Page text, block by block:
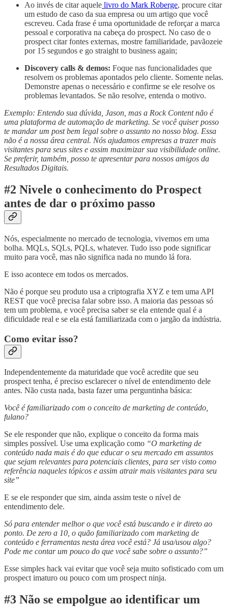
Ao invés de citar aquele livro do Mark Roberge, procure citar
um estudo de caso da sua empresa ou um artigo que você
escreveu. Cada frase é uma oportunidade de reforçar a marca
pessoal e corporativa na cabeça do prospect. No caso de o
prospect citar fontes externas, mostre familiaridade, pavãozeie
por 15 segundos e go straight to business again;
Discovery calls & demos: Foque nas funcionalidades que
resolvem os problemas apontados pelo cliente. Somente nelas.
Demonstre apenas o necessário e confirme se ele resolve os
problemas levantados. Se não resolve, entenda o motivo.
Exemplo: Entendo sua dúvida, Jason, mas a Rock Content não é
uma plataforma de automação de marketing. Se você quiser posso
te mandar um post bem legal sobre o assunto no nosso blog. Essa
não é a nossa área central. Nós ajudamos empresas a trazer mais
visitantes para seus sites e assim maximizar sua visibilidade online.
Se preferir, também, posso te apresentar para nossos amigos da
Resultados Digitais.
#2 Nivele o conhecimento do Prospect
antes de dar o próximo passo
Nós, especialmente no mercado de tecnologia, vivemos em uma
bolha. MQLs, SQLs, PQLs, whatever. Tudo isso pode significar
muito para você, mas não significa nada no mundo lá fora.
E isso acontece em todos os mercados.
Não é porque seu produto usa a criptografia XYZ e tem uma API
REST que você precisa falar sobre isso. A maioria das pessoas só
tem um problema, e você precisa saber se ela entende qual é a
dificuldade real e se ela está familiarizada com o jargão da indústria.
Como evitar isso?
Independentemente da maturidade que você acredite que seu
prospect tenha, é preciso esclarecer o nível de entendimento dele
antes. Não custa nada, basta fazer uma perguntinha básica:
Você é familiarizado com o conceito de marketing de conteúdo,
fulano?
Se ele responder que não, explique o conceito da forma mais
simples possível. Use uma explicação como “O marketing de
conteúdo nada mais é do que educar o seu mercado em assuntos
que sejam relevantes para potenciais clientes, para ser visto como
referência naqueles tópicos e assim atrair mais visitantes para seu
site”
E se ele responder que sim, ainda assim teste o nível de
entendimento dele.
Só para entender melhor o que você está buscando e ir direto ao
ponto. De zero a 10, o quão familiarizado com marketing de
conteúdo e ferramentas nesta área você está? Já usa/usou algo?
Pode me contar um pouco do que você sabe sobre o assunto?”
Esse simples hack vai evitar que você seja muito sofisticado com um
prospect imaturo ou pouco com um prospect ninja.
#3 Não se empolgue ao identificar um